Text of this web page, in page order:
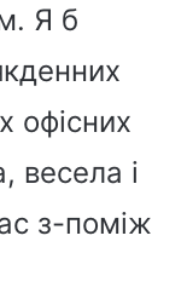
Я б
офісних
весела і
з-поміж